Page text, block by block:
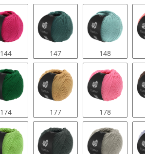
144 147 148
174 177 178